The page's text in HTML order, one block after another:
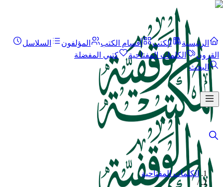
الرئيسية الكتب أقسام الكتب المؤلفون
السلاسل
القرون
الكلمات المفتاحية
كتبي المفضلة
البحث
الكلمات المفتاحية
/